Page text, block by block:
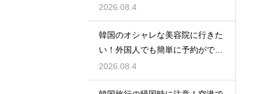
実な対策
2026.08.4
韓国のオシャレな美容院に行きた
い！外国人でも簡単に予約ができ
るアプリ
2026.08.4